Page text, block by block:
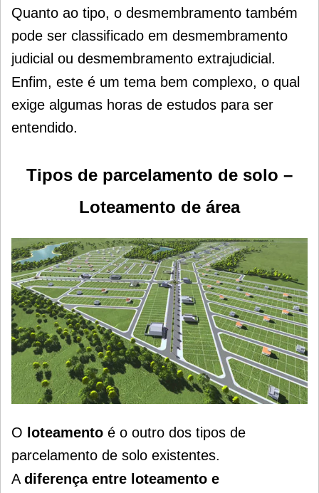
Quanto ao tipo, o desmembramento também
pode ser classificado em desmembramento
judicial ou desmembramento extrajudicial.
Enfim, este é um tema bem complexo, o qual
exige algumas horas de estudos para ser
entendido.
Tipos de parcelamento de solo –
Loteamento de área
O loteamento é o outro dos tipos de
parcelamento de solo existentes.
A diferença entre loteamento e